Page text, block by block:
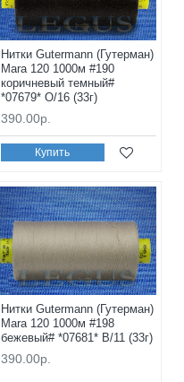
Нитки Gutermann (Гутерман)
Mara 120 1000м #190
коричневый темный#
*07679* O/16 (33г)
390.00р.
Купить
Нитки Gutermann (Гутерман)
Mara 120 1000м #198
бежевый# *07681* B/11 (33г)
390.00р.